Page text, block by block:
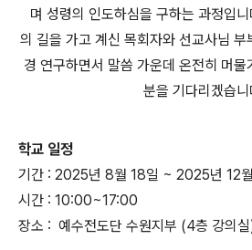
며 성령의 인도하심을 구하는 과정입
의 길을 가고 계신 목회자와 선교사님 부
경 연구하면서 말씀 가운데 온전히 머물
분을 기다리겠습니
학교 일정
기간 : 2025년 8월 18일 ~ 2025년 12
시간 : 10:00~17:00
장소 : 예수전도단 수원지부 (4층 강의